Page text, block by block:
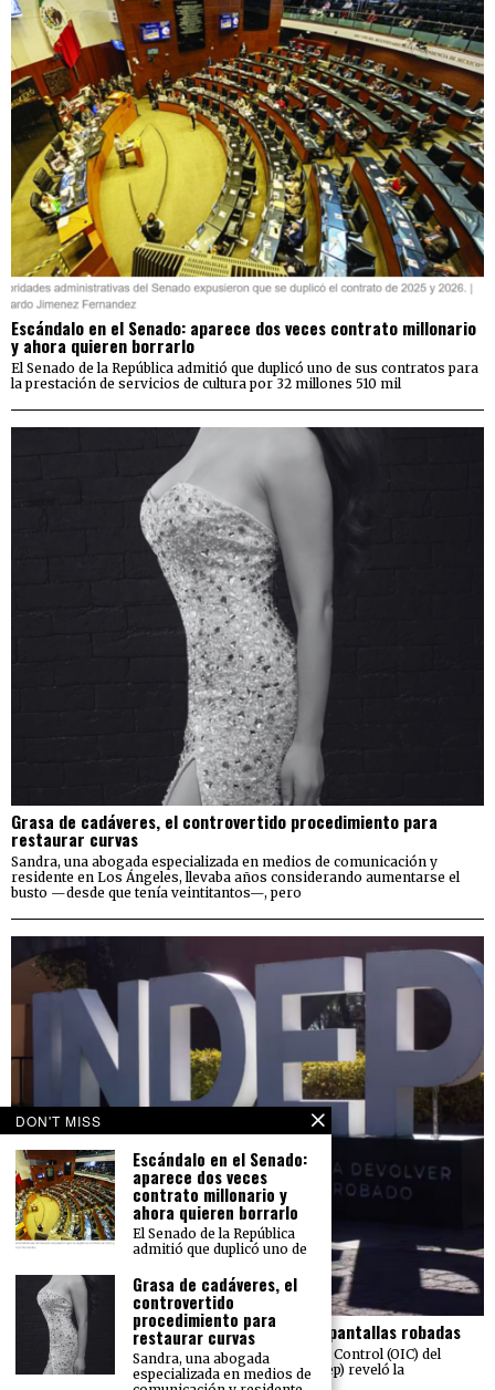
Escándalo en el Senado: aparece dos veces contrato millonario
y ahora quieren borrarlo
El Senado de la República admitió que duplicó uno de sus contratos para
la prestación de servicios de cultura por 32 millones 510 mil
Grasa de cadáveres, el controvertido procedimiento para
restaurar curvas
Sandra, una abogada especializada en medios de comunicación y
residente en Los Ángeles, llevaba años considerando aumentarse el
busto —desde que tenía veintitantos—, pero
El Indep pierde más de 23 mdp en carros y pantallas robadas
Una auditoría realizada por el Órgano Interno de Control (OIC) del
Instituto para Devolver al Pueblo lo Robado (Indep) reveló la
DON'T MISS
Escándalo en el Senado:
aparece dos veces
contrato millonario y
ahora quieren borrarlo
El Senado de la República
admitió que duplicó uno de
Grasa de cadáveres, el
controvertido
procedimiento para
restaurar curvas
Sandra, una abogada
especializada en medios de